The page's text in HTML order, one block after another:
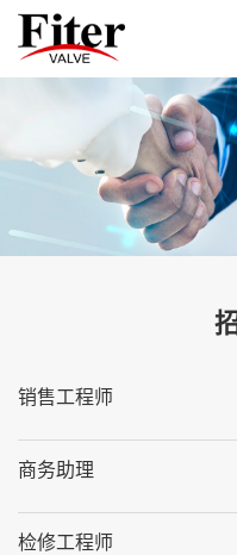
销售工程师
商务助理
检修工程师